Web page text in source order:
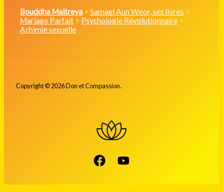
Bouddha Maitreya >Samael Aun Weor, ses livres >
Mariage Parfait > Psychologie Révolutionnaire >
Achimie sexuelle
Copyright © 2026 Don et Compassion.